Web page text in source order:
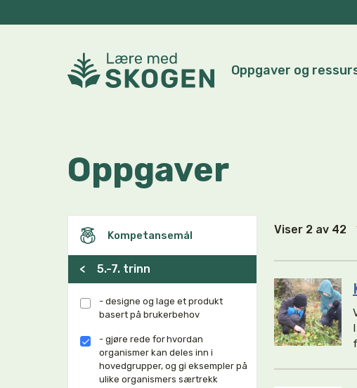
Oppgaver og
Oppgaver
Kompetansemål
< 5.-7. trinn
- designe og lage et produkt
basert på brukerbehov
- gjøre rede for hvordan
organismer kan deles inn i
hovedgrupper, og gi eksempler på
ulike organismers særtrekk
Viser 2 av 42